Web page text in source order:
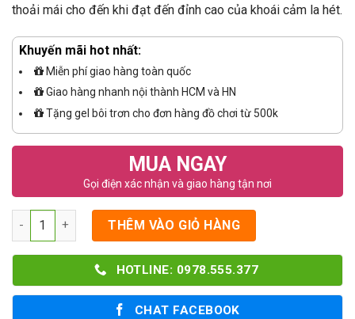
thoải mái cho đến khi đạt đến đỉnh cao của khoái cảm la hét.
Khuyến mãi hot nhất:
Miễn phí giao hàng toàn quốc
Giao hàng nhanh nội thành HCM và HN
Tặng gel bôi trơn cho đơn hàng đồ chơi từ 500k
MUA NGAY
Gọi điện xác nhận và giao hàng tận nơi
Số lượng THÊM VÀO GIỎ HÀNG
HOTLINE: 0978.555.377
CHAT FACEBOOK